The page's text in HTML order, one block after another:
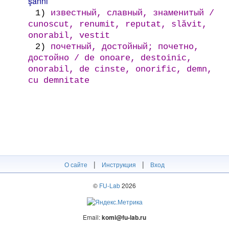
1)
известный, славный, знаменитый /
cunoscut, renumit, reputat, slăvit,
onorabil, vestit
2)
почетный, достойный; почетно,
достойно / de onoare, destoinic,
onorabil, de cinste, onorific, demn,
cu demnitate
О сайте | Инструкция | Вход
© FU-Lab2026
Email:komi@fu-lab.ru